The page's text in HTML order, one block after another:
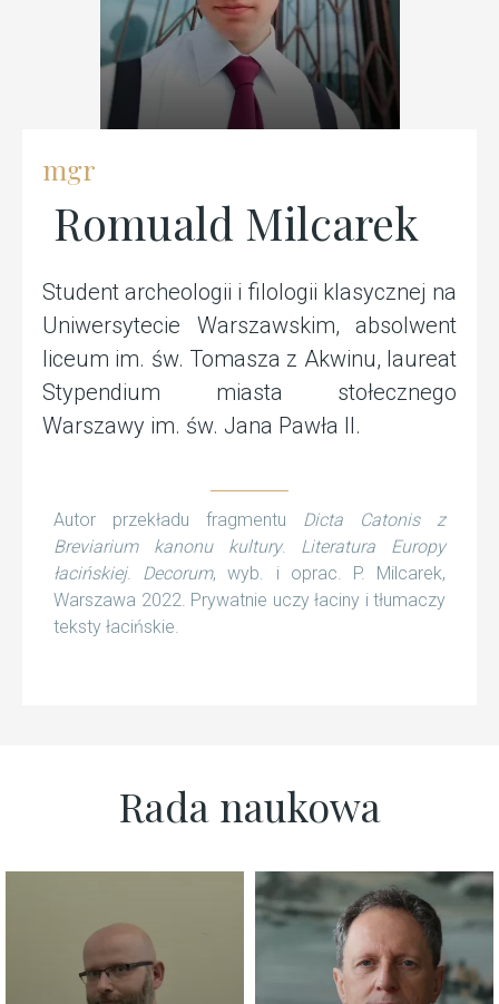
mgr
Romuald Milcarek
Student archeologii i filologii klasycznej na
Uniwersytecie Warszawskim, absolwent
liceum im. św. Tomasza z Akwinu, laureat
Stypendium miasta stołecznego
Warszawy im. św. Jana Pawła II.
Autor przekładu fragmentu Dicta Catonis z
Breviarium kanonu kultury. Literatura Europy
łacińskiej. Decorum, wyb. i oprac. P. Milcarek,
Warszawa 2022. Prywatnie uczy łaciny i tłumaczy
teksty łacińskie.
Rada naukowa